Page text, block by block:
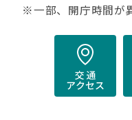
※一部、開庁時間が